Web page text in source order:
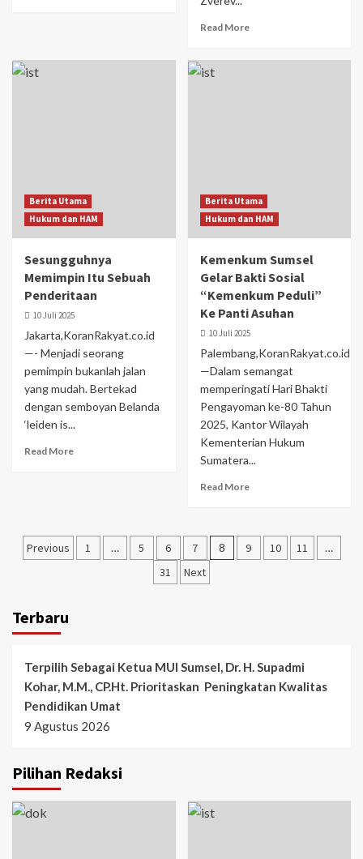
Read More
Berita Utama
Hukum dan HAM
Sesungguhnya
Memimpin Itu Sebuah
Penderitaan
10 Juli 2025
Jakarta,KoranRakyat.co.id
—- Menjadi seorang
pemimpin bukanlah jalan
yang mudah. Bertekad
dengan semboyan Belanda
‘leiden is...
Read More
Berita Utama
Hukum dan HAM
Kemenkum Sumsel
Gelar Bakti Sosial
“Kemenkum Peduli”
Ke Panti Asuhan
10 Juli 2025
Palembang,KoranRakyat.co.id
—Dalam semangat
memperingati Hari Bhakti
Pengayoman ke-80 Tahun
2025, Kantor Wilayah
Kementerian Hukum
Sumatera...
Read More
Paginasi
Previous 1 … 5 6 7 8 9 10 11 …
31 Next
Terbaru
Terpilih Sebagai Ketua MUI Sumsel, Dr. H. Supadmi
Kohar, M.M., CP.Ht. Prioritaskan Peningkatan Kwalitas
Pendidikan Umat
9 Agustus 2026
Pilihan Redaksi